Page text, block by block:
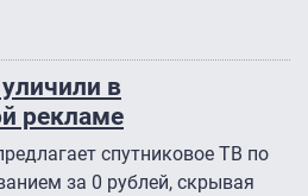
в
рекламе
спутниковое ТВ по
за 0 рублей, скрывая